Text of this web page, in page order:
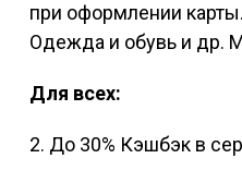
при оформлении
Одежда и обувь и др.
Для всех:
2. До 30% Кэшбэк в